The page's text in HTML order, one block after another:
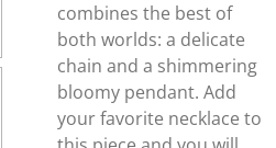
combines the best of
both worlds: a delicate
chain and a shimmering
bloomy pendant. Add
your favorite necklace to